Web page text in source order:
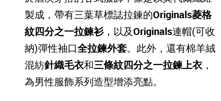
製成，帶有三葉草標誌拉鍊的Originals菱格
紋四分之一拉鍊衫，以及Originals連帽(可收
納)彈性袖口全拉鍊外套。此外，還有棉羊絨
混紡針織毛衣和三條紋四分之一拉鍊上衣 ，
為男性服飾系列造型增添亮點。